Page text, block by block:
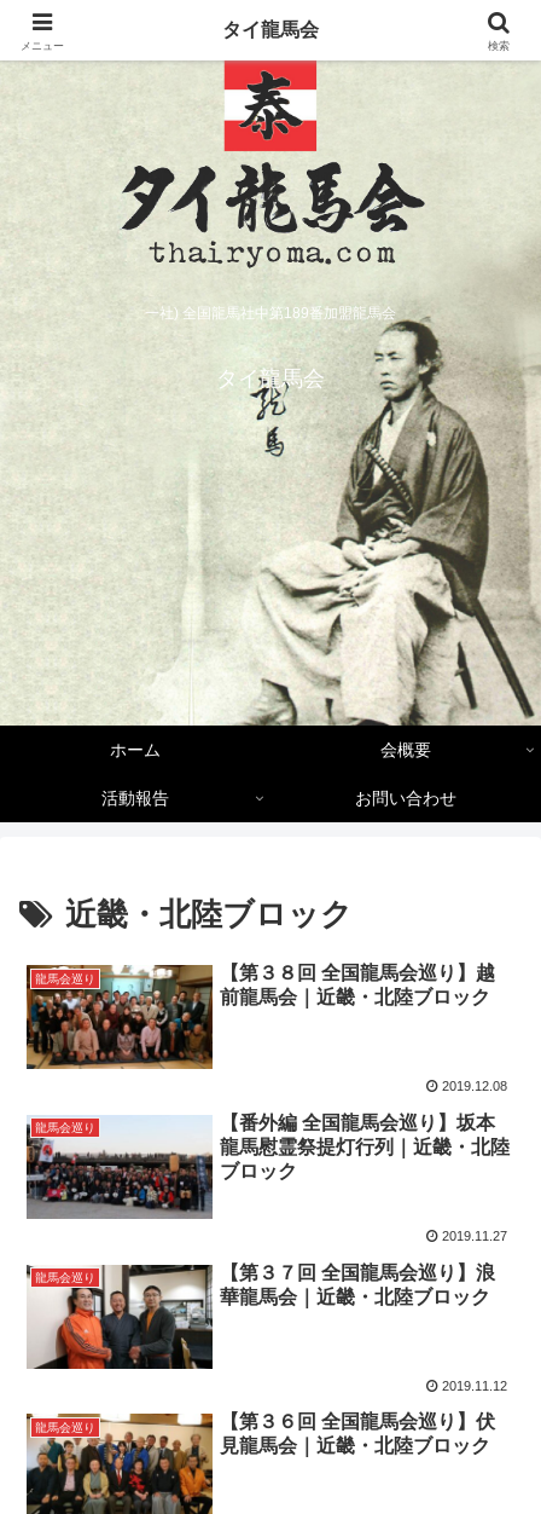
一社) 全国龍馬社中第189番加盟龍馬会
タイ龍馬会
ホーム 会概要
活動報告 お問い合わせ
近畿・北陸ブロック
龍馬会巡り
【第３８回 全国龍馬会巡り】越
前龍馬会｜近畿・北陸ブロック
2019.12.08
龍馬会巡り
【番外編 全国龍馬会巡り】坂本
龍馬慰霊祭提灯行列｜近畿・北陸
ブロック
2019.11.27
龍馬会巡り
【第３７回 全国龍馬会巡り】浪
華龍馬会｜近畿・北陸ブロック
2019.11.12
龍馬会巡り
【第３６回 全国龍馬会巡り】伏
見龍馬会｜近畿・北陸ブロック
メニュー
タイ龍馬会
検索